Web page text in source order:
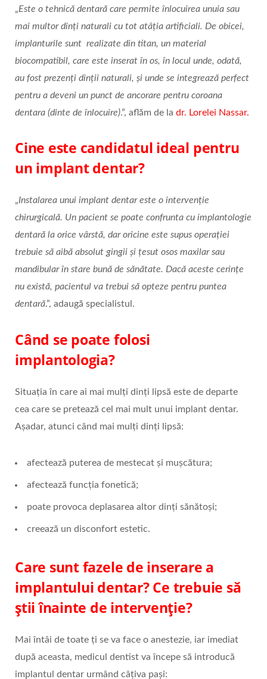
„Este o tehnică dentară care permite înlocuirea unuia sau
mai multor dinți naturali cu tot atâția artificiali. De obicei,
implanturile sunt realizate din titan, un material
biocompatibil, care este inserat în os, în locul unde, odată,
au fost prezenți dinții naturali, și unde se integrează perfect
pentru a deveni un punct de ancorare pentru coroana
dentara (dinte de înlocuire).”, aflăm de la dr. Lorelei Nassar.
Cine este candidatul ideal pentru
un implant dentar?
„Instalarea unui implant dentar este o intervenție
chirurgicală. Un pacient se poate confrunta cu implantologie
dentară la orice vârstă, dar oricine este supus operației
trebuie să aibă absolut gingii și țesut osos maxilar sau
mandibular în stare bună de sănătate. Dacă aceste cerințe
nu există, pacientul va trebui să opteze pentru puntea
dentară.”, adaugă specialistul.
Când se poate folosi
implantologia?
Situația în care ai mai mulți dinți lipsă este de departe
cea care se pretează cel mai mult unui implant dentar.
Așadar, atunci când mai mulți dinți lipsă:
afectează puterea de mestecat și mușcătura;
afectează funcția fonetică;
poate provoca deplasarea altor dinți sănătoși;
creează un disconfort estetic.
Care sunt fazele de inserare a
implantului dentar? Ce trebuie să
știi înainte de intervenție?
Mai întâi de toate ți se va face o anestezie, iar imediat
după aceasta, medicul dentist va începe să introducă
implantul dentar urmând câțiva pași: